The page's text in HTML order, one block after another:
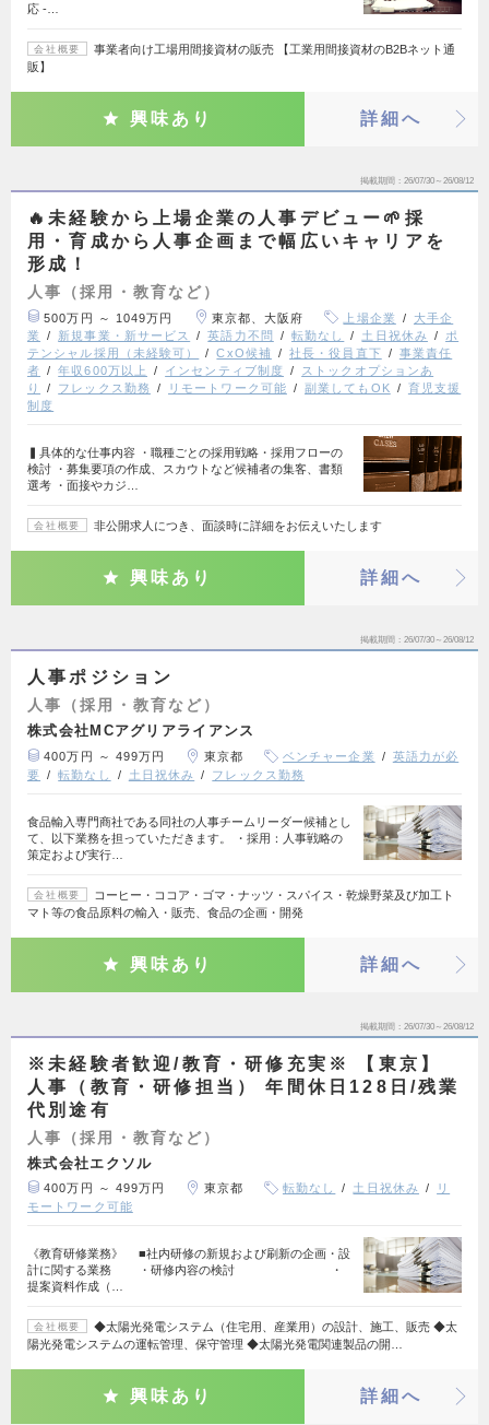
応 -…
会社概要
事業者向け工場用間接資材の販売 【工業用間接資材のB2Bネット通
販】
興味あり 詳細へ
掲載期間 26/07/30～26/08/12
🔥未経験から上場企業の人事デビュー🌱採
用・育成から人事企画まで幅広いキャリアを
形成！
人事（採用・教育など）
500万円 ～ 1049万円 東京都、大阪府 上場企業
大手企
業
新規事業・新サービス 英語力不問 転勤なし 土日祝休み
ポ
テンシャル採用（未経験可）
CxO候補 社長・役員直下
事業責任
者
年収600万以上 インセンティブ制度
ストックオプションあ
り
フレックス勤務 リモートワーク可能 副業してもOK
育児支援
制度
▍具体的な仕事内容 ・職種ごとの採用戦略・採用フローの
検討 ・募集要項の作成、スカウトなど候補者の集客、書類
選考 ・面接やカジ…
会社概要 非公開求人につき、面談時に詳細をお伝えいたします
興味あり 詳細へ
掲載期間 26/07/30～26/08/12
人事ポジション
人事（採用・教育など）
株式会社MCアグリアライアンス
400万円 ～ 499万円 東京都 ベンチャー企業
英語力が必
要
転勤なし 土日祝休み フレックス勤務
食品輸入専門商社である同社の人事チームリーダー候補とし
て、以下業務を担っていただきます。 ・採用：人事戦略の
策定および実行…
会社概要
コーヒー・ココア・ゴマ・ナッツ・スパイス・乾燥野菜及び加工ト
マト等の食品原料の輸入・販売、食品の企画・開発
興味あり 詳細へ
掲載期間 26/07/30～26/08/12
※未経験者歓迎/教育・研修充実※ 【東京】
人事（教育・研修担当） 年間休日128日/残業
代別途有
人事（採用・教育など）
株式会社エクソル
400万円 ～ 499万円 東京都 転勤なし 土日祝休み
リ
モートワーク可能
《教育研修業務》 ■社内研修の新規および刷新の企画・設
計に関する業務 ・研修内容の検討 ・
提案資料作成（…
会社概要
◆太陽光発電システム（住宅用、産業用）の設計、施工、販売 ◆太
陽光発電システムの運転管理、保守管理 ◆太陽光発電関連製品の開…
興味あり 詳細へ